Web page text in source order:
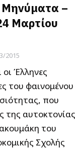
–
Μαρτίου
2015
οι Έλληνες
του φαινομένου
που
της αυτοκτονίας
του
Σχολής